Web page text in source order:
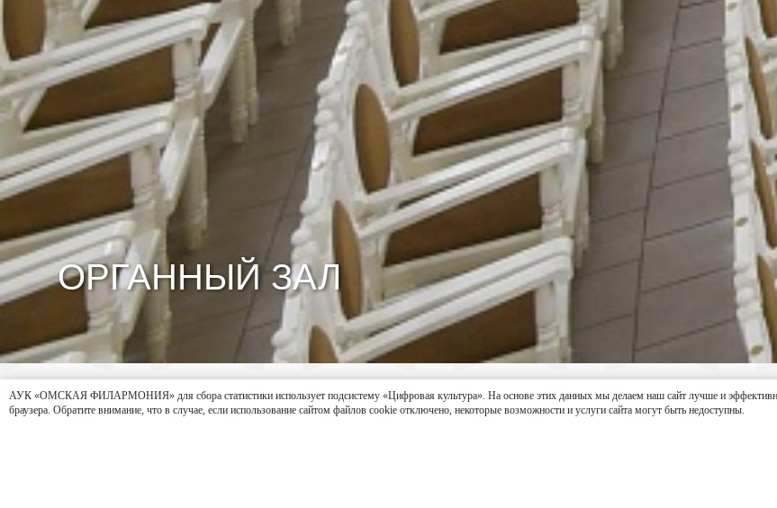
ОРГАННЫЙ ЗАЛ
АУК «ОМСКАЯ ФИЛАРМОНИЯ» для сбора статистики использует подсистему «Цифровая культура». На основе этих данных мы делаем наш сайт лучше и
браузера. Обратите внимание, что в случае, если использование сайтом файлов cookie отключено, некоторые возможности и услуги сайта могут быть недоступны.